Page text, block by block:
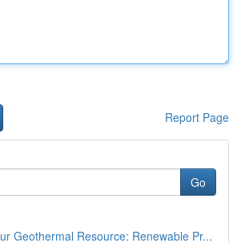
Report Page
Go
Geothermal Resource: Renewable Pr...